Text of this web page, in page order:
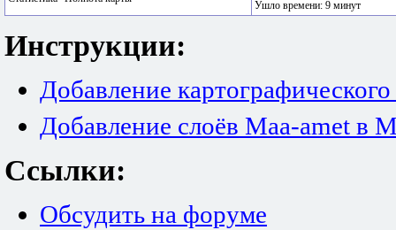
Ушло времени: 9 минут
Инструкции:
Добавление
Добавление слоёв Maa-amet в
Ссылки:
Обсудить на форуме